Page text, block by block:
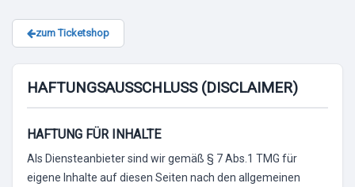
zum Ticketshop
HAFTUNGSAUSSCHLUSS (DISCLAIMER)
HAFTUNG FÜR INHALTE
Als Diensteanbieter sind wir gemäß § 7 Abs.1 TMG für
eigene Inhalte auf diesen Seiten nach den allgemeinen